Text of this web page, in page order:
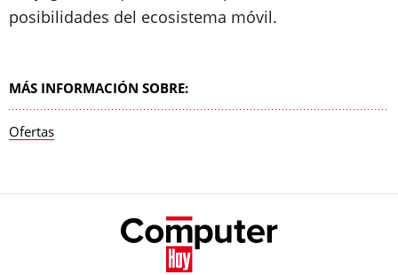
posibilidades del ecosistema móvil.
MÁS INFORMACIÓN SOBRE:
Ofertas